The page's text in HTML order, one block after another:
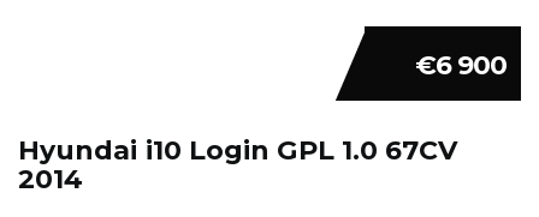
€6 900
Hyundai i10 Login GPL 1.0 67CV
2014